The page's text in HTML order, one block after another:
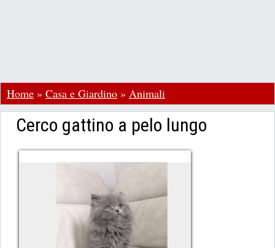
Home » Casa e Giardino » Animali
Cerco gattino a pelo lungo